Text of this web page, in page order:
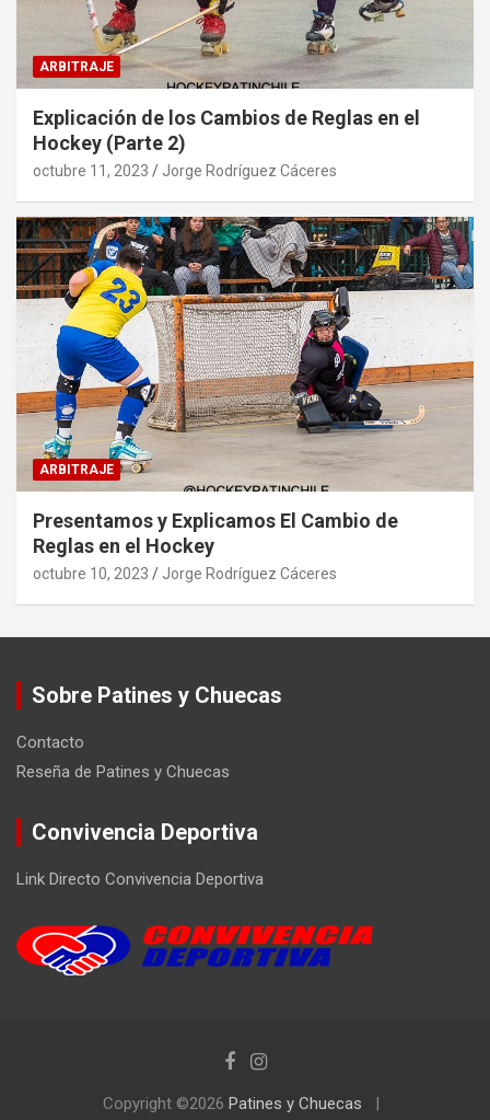
ARBITRAJE
Explicación de los Cambios de Reglas en el
Hockey (Parte 2)
octubre 11, 2023 Jorge Rodríguez Cáceres
ARBITRAJE
Presentamos y Explicamos El Cambio de
Reglas en el Hockey
octubre 10, 2023 Jorge Rodríguez Cáceres
Sobre Patines y Chuecas
Contacto
Reseña de Patines y Chuecas
Convivencia Deportiva
Link Directo Convivencia Deportiva
Copyright ©2026 Patines y Chuecas